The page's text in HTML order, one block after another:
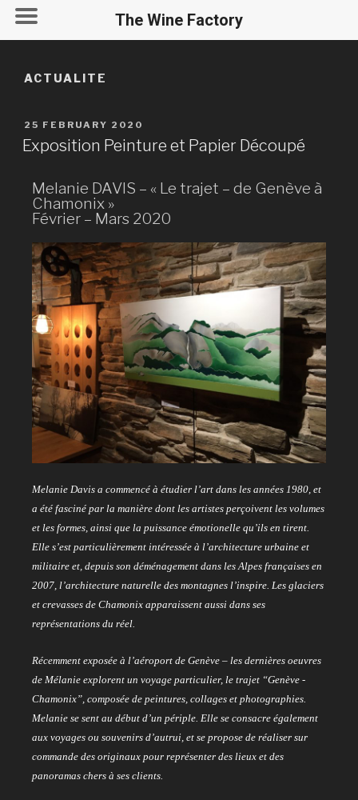
ACTUALITE
25 FEBRUARY 2020
Exposition Peinture et Papier Découpé
Melanie DAVIS – « Le trajet – de Genève à
Chamonix »
Février – Mars 2020
Melanie Davis a commencé à étudier l’art dans les années 1980, et
a été fasciné par la manière dont les artistes perçoivent les volumes
et les formes, ainsi que la puissance émotionelle qu’ils en tirent.
Elle s’est particulièrement intéressée à l’architecture urbaine et
militaire et, depuis son déménagement dans les Alpes françaises en
2007, l’architecture naturelle des montagnes l’inspire. Les glaciers
et crevasses de Chamonix apparaissent aussi dans ses
représentations du réel.
Récemment exposée à l’aéroport de Genève – les dernières oeuvres
de Mélanie explorent un voyage particulier, le trajet “Genève ­
Chamonix”, composée de peintures, collages et photographies.
Melanie se sent au début d’un périple. Elle se consacre également
aux voyages ou souvenirs d’autrui, et se propose de réaliser sur
commande des originaux pour représenter des lieux et des
panoramas chers à ses clients.
The Wine Factory